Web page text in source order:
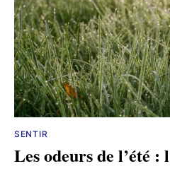
SENTIR
Les odeurs de l’été :